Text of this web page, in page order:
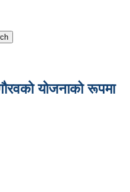
योजनाको रूपमा